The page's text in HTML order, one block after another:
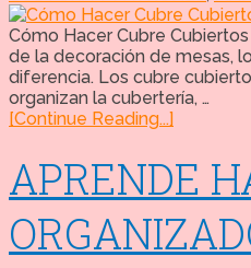
Cómo Hacer Cubre
de la decoración de mesas,
diferencia. Los cubre
organizan la cubertería, …
[Continue Reading...]
APRENDE